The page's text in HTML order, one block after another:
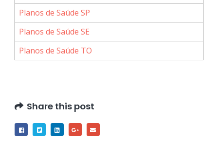
Planos de Saúde SP
Planos de Saúde SE
Planos de Saúde TO
Share this post